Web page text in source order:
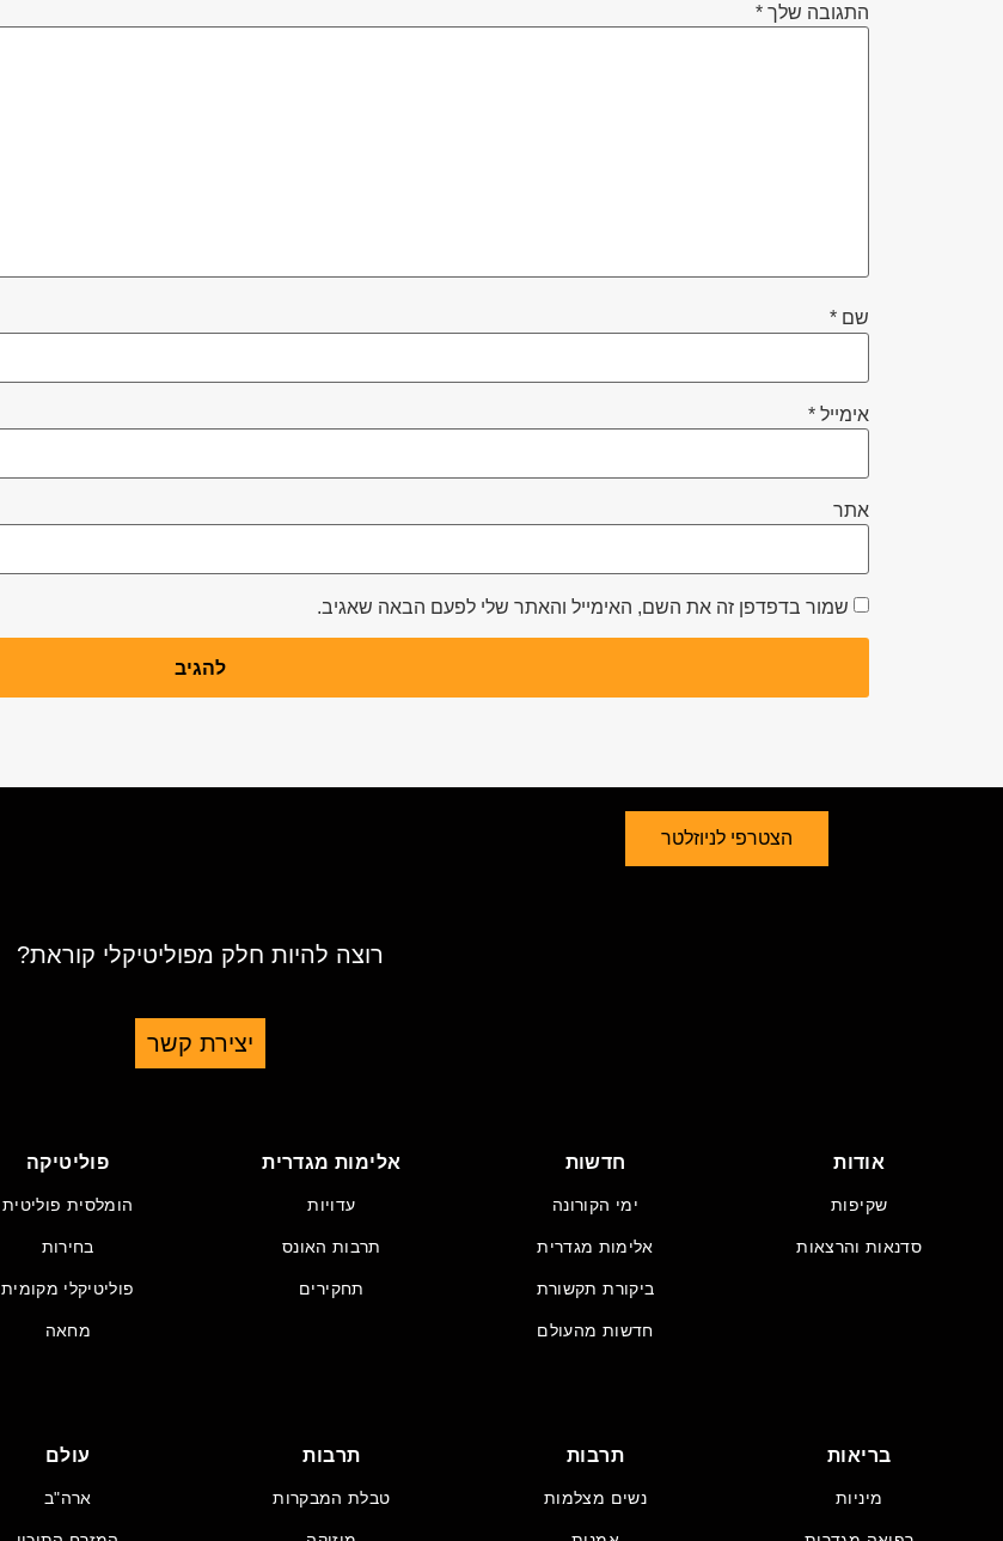
התגובה שלך *
שם *
אימייל *
אתר
שמור בדפדפן זה את השם, האימייל והאתר שלי לפעם הבאה שאגיב.
הצטרפי לניוזלטר
רוצה להיות חלק מפוליטיקלי קוראת?
יצירת קשר
אודות
שקיפות
סדנאות והרצאות
חדשות
ימי הקורונה
אלימות מגדרית
ביקורת תקשורת
חדשות מהעולם
אלימות מגדרית
עדויות
תרבות האונס
תחקירים
פוליטיקה
הומלסית פוליטית
בחירות
פוליטיקלי מקומית
מחאה
בריאות
מיניות
תרבות
נשים מצלמות
תרבות
טבלת המבקרות
עולם
ארה"ב